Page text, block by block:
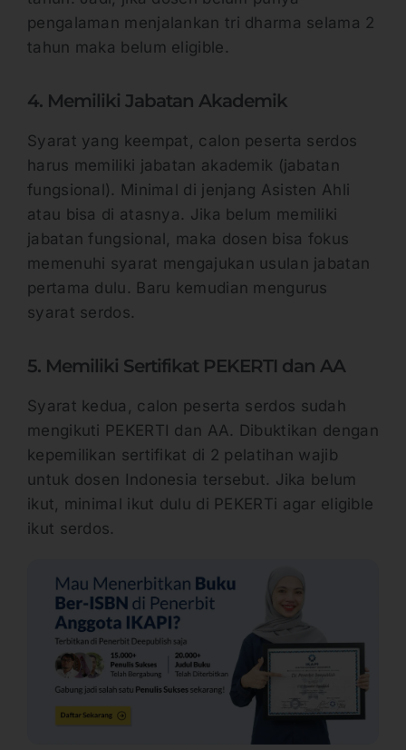
pengalaman menjalankan tri dharma selama 2
tahun maka belum eligible.
4. Memiliki Jabatan Akademik
Syarat yang keempat, calon peserta serdos
harus memiliki jabatan akademik (jabatan
fungsional). Minimal di jenjang Asisten Ahli
atau bisa di atasnya. Jika belum memiliki
jabatan fungsional, maka dosen bisa fokus
memenuhi syarat mengajukan usulan jabatan
pertama dulu. Baru kemudian mengurus
syarat serdos.
5. Memiliki Sertifikat PEKERTI dan AA
Syarat kedua, calon peserta serdos sudah
mengikuti PEKERTI dan AA. Dibuktikan dengan
kepemilikan sertifikat di 2 pelatihan wajib
untuk dosen Indonesia tersebut. Jika belum
ikut, minimal ikut dulu di PEKERTi agar eligible
ikut serdos.